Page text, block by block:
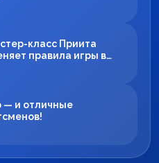
класс Приита
правила игры в
— и отличные